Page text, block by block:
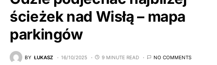
ścieżek nad Wisłą – mapa
parkingów
BY ŁUKASZ 16/10/2025 9 MINUTE READ NO COMMENTS